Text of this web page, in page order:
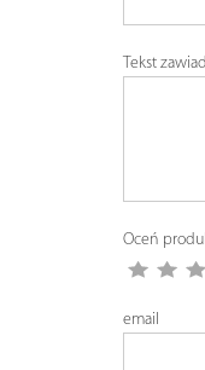
Tekst
Oceń
email